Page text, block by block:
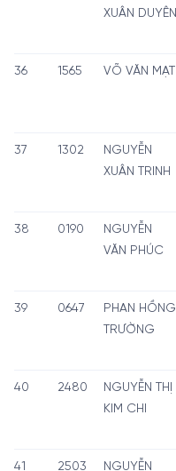
XUÂN DUYÊN
36 1565 VÕ VĂN MẠT
37 1302
NGUYỄN
XUÂN TRINH
38 0190
NGUYỄN
VĂN PHÚC
39 0647
PHAN HỒNG
TRƯỜNG
40 2480
NGUYỄN THỊ
KIM CHI
41 2503 NGUYỄN